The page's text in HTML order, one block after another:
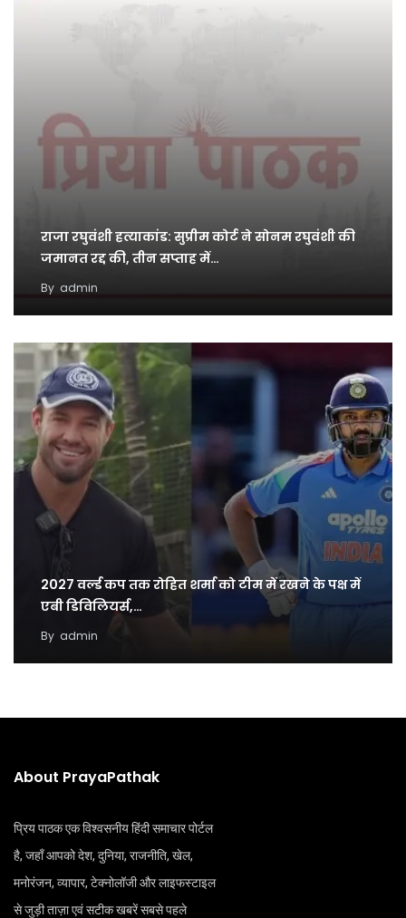
राजा रघुवंशी हत्याकांड: सुप्रीम कोर्ट ने सोनम रघुवंशी की
जमानत रद्द की, तीन सप्ताह में…
By admin
2027 वर्ल्ड कप तक रोहित शर्मा को टीम में रखने के पक्ष में
एबी डिविलियर्स,…
By admin
About PrayaPathak
प्रिय पाठक एक विश्वसनीय हिंदी समाचार पोर्टल
है, जहाँ आपको देश, दुनिया, राजनीति, खेल,
मनोरंजन, व्यापार, टेक्नोलॉजी और लाइफस्टाइल
से जुड़ी ताज़ा एवं सटीक खबरें सबसे पहले